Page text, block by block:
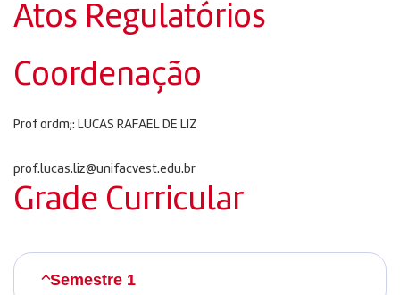
Atos Regulatórios
Coordenação
Prof ordm;: LUCAS RAFAEL DE LIZ
prof.lucas.liz@unifacvest.edu.br
Grade Curricular
Semestre 1